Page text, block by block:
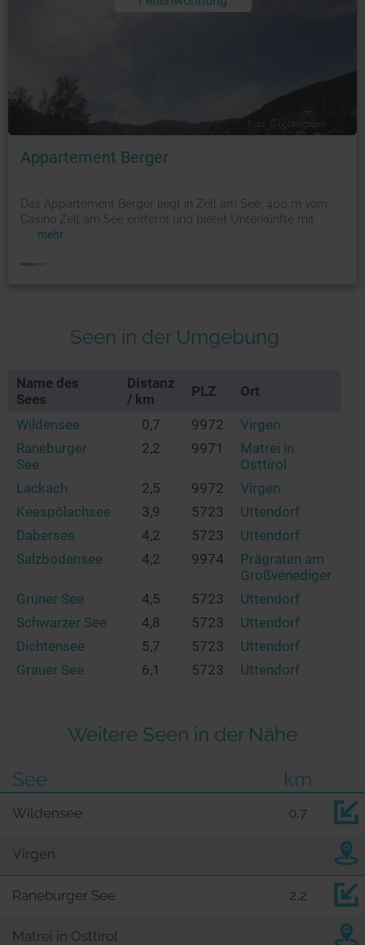
Foto: © booking.com
Appartement Berger
Das Appartement Berger liegt in Zell am See, 400 m vom
Casino Zell am See entfernt und bietet Unterkünfte mit
mehr
Seen in der Umgebung
Name des
Sees
Distanz
/ km
PLZ Ort
Wildensee 0,7 9972
Virgen
Raneburger
See
2,2 9971
Matrei in
Osttirol
Lackach
2,5 9972
Virgen
Keespölachsee
3,9 5723
Uttendorf
Dabersee
4,2 5723
Uttendorf
Salzbodensee
4,2 9974
Prägraten am
Großvenediger
Grüner See
4,5 5723
Uttendorf
Schwarzer See
4,8 5723
Uttendorf
Dichtensee
5,7 5723
Uttendorf
Grauer See
6,1 5723 Uttendorf
Weitere Seen in der Nähe
See
km
Wildensee 0,7
Virgen
Raneburger See 2,2
Matrei in Osttirol